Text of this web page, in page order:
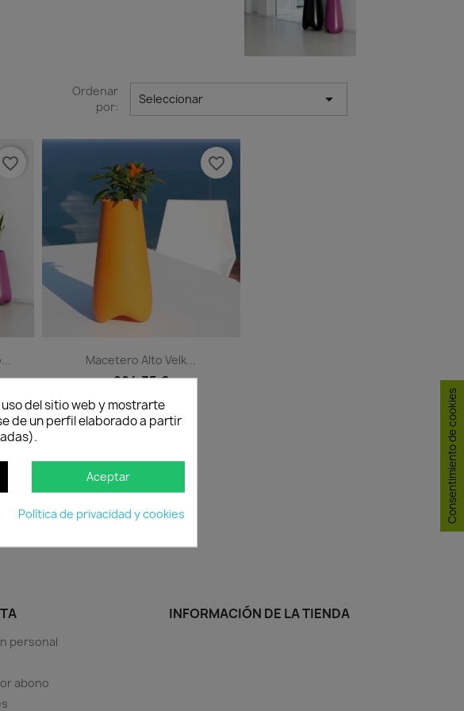
Ordenar
por:
Seleccionar 
favorite_border
Macetero Alto Velk...
284,35 €
Vista rápida
favorite_border
personal
abono
INFORMACIÓN DE LA TIENDA
del sitio web y mostrarte
de un perfil elaborado a partir
Aceptar
Política de privacidad y cookies Consentimiento de cookies